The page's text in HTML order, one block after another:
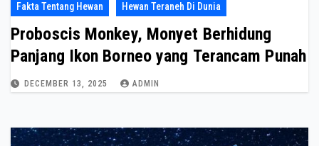
Fakta Tentang Hewan Hewan Teraneh Di Dunia
Proboscis Monkey, Monyet Berhidung
Panjang Ikon Borneo yang Terancam Punah
DECEMBER 13, 2025 ADMIN